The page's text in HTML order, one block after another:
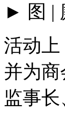
► 图 |
活动
并为
监事